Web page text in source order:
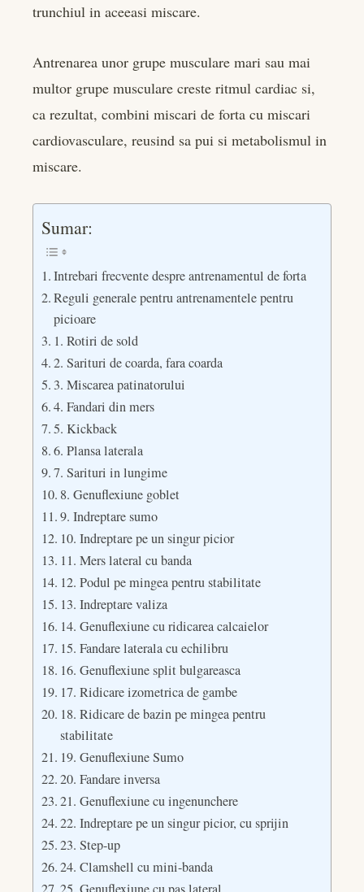
trunchiul in aceeasi miscare.
Antrenarea unor grupe musculare mari sau mai
multor grupe musculare creste ritmul cardiac si,
ca rezultat, combini miscari de forta cu miscari
cardiovasculare, reusind sa pui si metabolismul in
miscare.
Sumar:
Intrebari frecvente despre antrenamentul de forta
Reguli generale pentru antrenamentele pentru
picioare
1. Rotiri de sold
2. Sarituri de coarda, fara coarda
3. Miscarea patinatorului
4. Fandari din mers
5. Kickback
6. Plansa laterala
7. Sarituri in lungime
8. Genuflexiune goblet
9. Indreptare sumo
10. Indreptare pe un singur picior
11. Mers lateral cu banda
12. Podul pe mingea pentru stabilitate
13. Indreptare valiza
14. Genuflexiune cu ridicarea calcaielor
15. Fandare laterala cu echilibru
16. Genuflexiune split bulgareasca
17. Ridicare izometrica de gambe
18. Ridicare de bazin pe mingea pentru
stabilitate
19. Genuflexiune Sumo
20. Fandare inversa
21. Genuflexiune cu ingenunchere
22. Indreptare pe un singur picior, cu sprijin
23. Step-up
24. Clamshell cu mini-banda